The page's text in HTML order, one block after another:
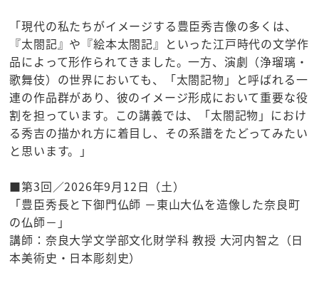
「現代の私たちがイメージする豊臣秀吉像の多くは、
『太閤記』や『絵本太閤記』といった江戸時代の文学作
品によって形作られてきました。一方、演劇（浄瑠璃・
歌舞伎）の世界においても、「太閤記物」と呼ばれる一
連の作品群があり、彼のイメージ形成において重要な役
割を担っています。この講義では、「太閤記物」におけ
る秀吉の描かれ方に着目し、その系譜をたどってみたい
と思います。」
■第3回／2026年9月12日（土）
「豊臣秀長と下御門仏師 －東山大仏を造像した奈良町
の仏師－」
講師：奈良大学文学部文化財学科 教授 大河内智之（日
本美術史・日本彫刻史）